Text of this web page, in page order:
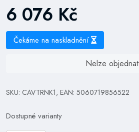
6 076 Kč
Čekáme na naskladnění
Nelze objednat
SKU: CAVTRNK1, EAN: 5060719856522
Dostupné varianty